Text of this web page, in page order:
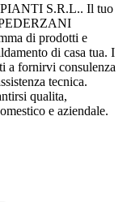
S.R.L.. Il tuo
di prodotti e
di casa tua. I
a fornirvi consulenza
tecnica.
qualita,
e aziendale.